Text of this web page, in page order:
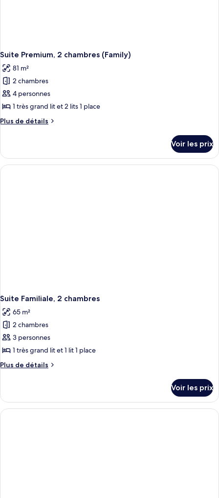
Suite Premium, 2 chambres (Family)
81 m²
2 chambres
4 personnes
1 très grand lit et 2 lits 1 place
Plus de détails
Plus
le
type
de
Voir les prix
Suite Familiale, 2 chambres
65 m²
2 chambres
3 personnes
1 très grand lit et 1 lit 1 place
Plus de détails
Plus
le
type
de
Voir les prix